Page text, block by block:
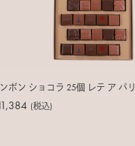
ボン ショコラ 25個 レテ ア パリ
(税込)